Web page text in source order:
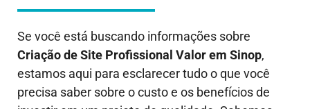
Se você está buscando informações sobre
Criação de Site Profissional Valor em Sinop,
estamos aqui para esclarecer tudo o que você
precisa saber sobre o custo e os benefícios de